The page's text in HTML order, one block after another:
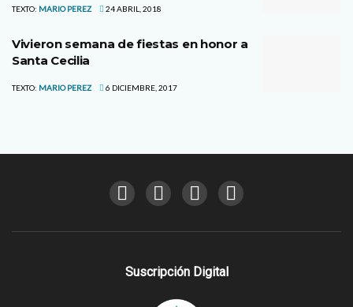
TEXTO: MARIO PEREZ 24 ABRIL, 2018
Vivieron semana de fiestas en honor a
Santa Cecilia
TEXTO: MARIO PEREZ 6 DICIEMBRE, 2017
Suscripción Digital